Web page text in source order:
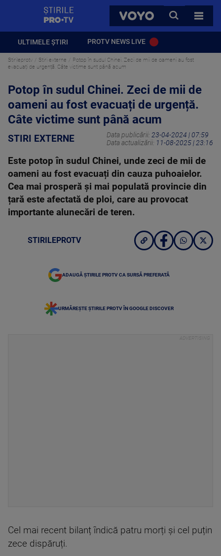
VOYO
CAUTA
TOATE
ULTIMELE ȘTIRI PROTV NEWS LIVE
Stirileprotv Stiri externe
Potop în sudul Chinei. Zeci de mii de oameni au fost
evacuați de urgență. Câte victime sunt până acum
Potop în sudul Chinei. Zeci de mii de
oameni au fost evacuați de urgență.
Câte victime sunt până acum
STIRI EXTERNE Data publicării: 23-04-2024 | 07:59
Data actualizării: 11-08-2025 | 23:16
Este potop în sudul Chinei, unde zeci de mii de
oameni au fost evacuați din cauza puhoaielor.
Cea mai prosperă şi mai populată provincie din
țară este afectată de ploi, care au provocat
importante alunecări de teren.
STIRILEPROTV
ADAUGĂ ȘTIRILE PROTV CA SURSĂ PREFERATĂ
URMĂREȘTE ȘTIRILE PROTV ÎN GOOGLE DISCOVER
Cel mai recent bilanț îndică patru morți și cel puțin
zece dispăruți.